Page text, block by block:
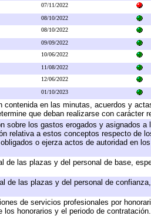
07/11/2022
08/10/2022
08/10/2022
09/09/2022
10/06/2022
11/08/2022
12/06/2022
01/10/2023
contenida en las minutas, acuerdos y
que deban realizarse con carácter
sobre los gastos erogados y asignados
relativa a estos conceptos respecto de
o ejerza actos de autoridad en
de las plazas y del personal de base,
de las plazas y del personal de
de servicios profesionales por
los honorarios y el periodo de contratación.